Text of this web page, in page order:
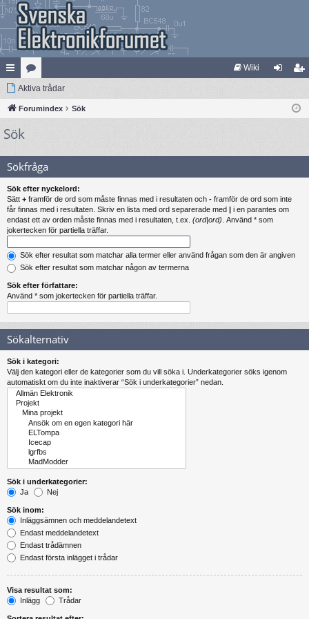
na
bb
lä
ar
at
eg
Wiki
m
Aktiva trådar
Forumindex Sök
Sök
Sökfråga
Sök efter nyckelord:
Sätt + framför de ord som måste finnas med i resultaten och - framför de ord som inte
får finnas med i resultaten. Skriv en lista med ord separerade med | i en parantes om
endast ett av orden måste finnas med i resultaten, t.ex. (ord|ord) . Använd * som
jokertecken för partiella träffar.
Sök efter resultat som matchar alla termer eller använd frågan som den är angiven
Sök efter resultat som matchar någon av termerna
Sök efter författare:
Använd * som jokertecken för partiella träffar.
Sökalternativ
Sök i kategori:
Välj den kategori eller de kategorier som du vill söka i. Underkategorier söks igenom
automatiskt om du inte inaktiverar “Sök i underkategorier” nedan.
Sök i underkategorier:
Ja
Nej
Sök inom:
Inläggsämnen och meddelandetext
Endast meddelandetext
Endast trådämnen
Endast första inlägget i trådar
Visa resultat som:
Inlägg
Trådar